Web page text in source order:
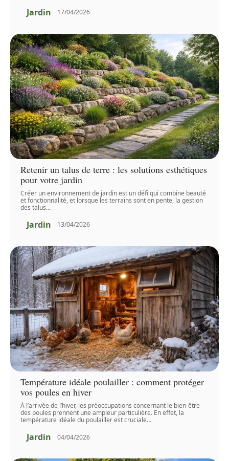
Jardin 17/04/2026
Retenir un talus de terre : les solutions esthétiques
pour votre jardin
Créer un environnement de jardin est un défi qui combine beauté
et fonctionnalité, et lorsque les terrains sont en pente, la gestion
des talus…
Jardin 13/04/2026
Température idéale poulailler : comment protéger
vos poules en hiver
À l’arrivée de l’hiver, les préoccupations concernant le bien-être
des poules prennent une ampleur particulière. En effet, la
température idéale du poulailler est cruciale…
Jardin 04/04/2026